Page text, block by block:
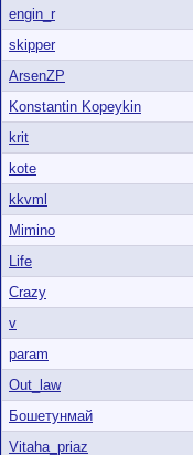
engin_r
skipper
ArsenZP
Konstantin Kopeykin
krit
kote
kkvml
Mimino
Life
Crazy
v
param
Out_law
Бошетунмай
Vitaha_priaz